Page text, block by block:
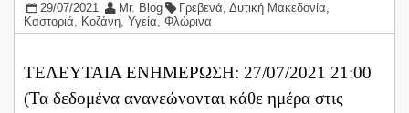
29/07/2021 Mr. Blog Γρεβενά, Δυτική Μακεδονία,
Καστοριά, Κοζάνη, Υγεία, Φλώρινα
ΤΕΛΕΥΤΑΙΑ ΕΝΗΜΕΡΩΣΗ: 27/07/2021 21:00
(Τα δεδομένα ανανεώνονται κάθε ημέρα στις